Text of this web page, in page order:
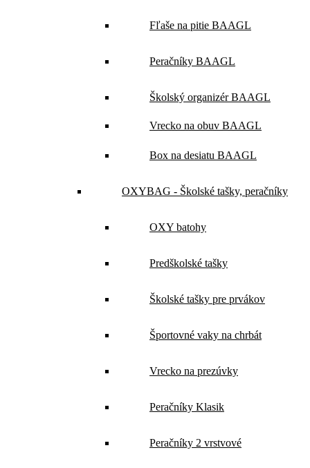
Fľaše na pitie BAAGL
Peračníky BAAGL
Školský organizér BAAGL
Vrecko na obuv BAAGL
Box na desiatu BAAGL
OXYBAG - Školské tašky, peračníky
OXY batohy
Predškolské tašky
Školské tašky pre prvákov
Športovné vaky na chrbát
Vrecko na prezúvky
Peračníky Klasik
Peračníky 2 vrstvové